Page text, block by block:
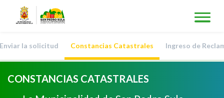
la solicitud Constancias Catastrales Ingreso de
CONSTANCIAS CATASTRALES